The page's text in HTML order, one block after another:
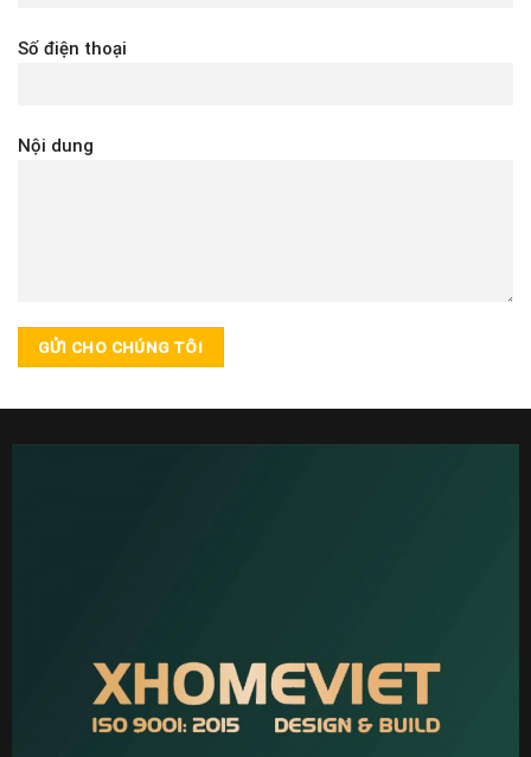
Số điện thoại
Nội dung